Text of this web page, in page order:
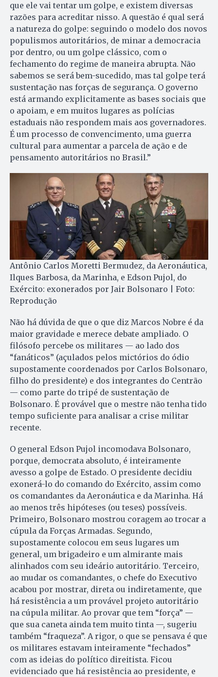
que ele vai tentar um golpe, e existem diversas
razões para acreditar nisso. A questão é qual será
a natureza do golpe: seguindo o modelo dos novos
populismos autoritários, de minar a democracia
por dentro, ou um golpe clássico, com o
fechamento do regime de maneira abrupta. Não
sabemos se será bem-sucedido, mas tal golpe terá
sustentação nas forças de segurança. O governo
está armando explicitamente as bases sociais que
o apoiam, e em muitos lugares as polícias
estaduais não respondem mais aos governadores.
É um processo de convencimento, uma guerra
cultural para aumentar a parcela de ação e de
pensamento autoritários no Brasil.”
Antônio Carlos Moretti Bermudez, da Aeronáutica,
Ilques Barbosa, da Marinha, e Edson Pujol, do
Exército: exonerados por Jair Bolsonaro | Foto:
Reprodução
Não há dúvida de que o que diz Marcos Nobre é da
maior gravidade e merece debate ampliado. O
filósofo percebe os militares — ao lado dos
“fanáticos” (açulados pelos mictórios do ódio
supostamente coordenados por Carlos Bolsonaro,
filho do presidente) e dos integrantes do Centrão
— como parte do tripé de sustentação de
Bolsonaro. É provável que o mestre não tenha tido
tempo suficiente para analisar a crise militar
recente.
O general Edson Pujol incomodava Bolsonaro,
porque, democrata absoluto, é inteiramente
avesso a golpe de Estado. O presidente decidiu
exonerá-lo do comando do Exército, assim como
os comandantes da Aeronáutica e da Marinha. Há
ao menos três hipóteses (ou teses) possíveis.
Primeiro, Bolsonaro mostrou coragem ao trocar a
cúpula da Forças Armadas. Segundo,
supostamente colocou em seus lugares um
general, um brigadeiro e um almirante mais
alinhados com seu ideário autoritário. Terceiro,
ao mudar os comandantes, o chefe do Executivo
acabou por mostrar, direta ou indiretamente, que
há resistência a um provável projeto autoritário
na cúpula militar. Ao provar que tem “força” —
que sua caneta ainda tem muito tinta —, sugeriu
também “fraqueza”. A rigor, o que se pensava é que
os militares estavam inteiramente “fechados”
com as ideias do político direitista. Ficou
evidenciado que há resistência ao presidente, e